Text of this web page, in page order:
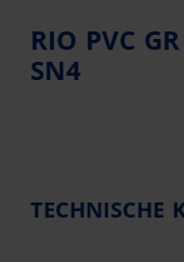
RIO PVC
SN4
TECHNISCHE